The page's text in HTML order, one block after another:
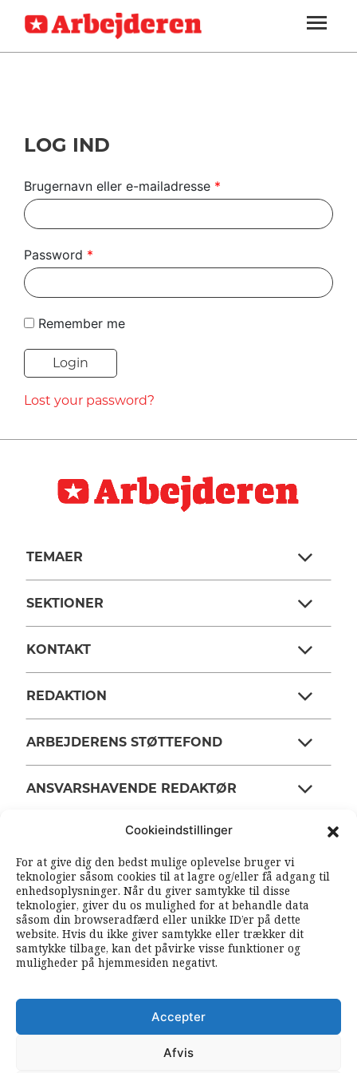
Cookieindstillinger
For at give dig den bedst mulige oplevelse bruger vi
teknologier såsom cookies til at lagre og/eller få adgang til
enhedsoplysninger. Når du giver samtykke til disse
teknologier, giver du os mulighed for at behandle data
såsom din browseradfærd eller unikke ID’er på dette
website. Hvis du ikke giver samtykke eller trækker dit
samtykke tilbage, kan det påvirke visse funktioner og
muligheder på hjemmesiden negativt.
Accepter
Afvis
SEKTIONER
ARBEJDEREN
MENER
UDLAND
DEBAT
TIL
NAVNE
HISTORIE
TEORI
SOUNDCLOUD
ABONNER
LOG IND
LOG IND
Brugernavn eller e-mailadresse *
Password *
Remember me
Lost your password?
TEMAER
SEKTIONER
KONTAKT
REDAKTION
ARBEJDERENS STØTTEFOND
ANSVARSHAVENDE REDAKTØR
SOUNDCLOUD RSS FEEDS
FØLG ARBEJDEREN